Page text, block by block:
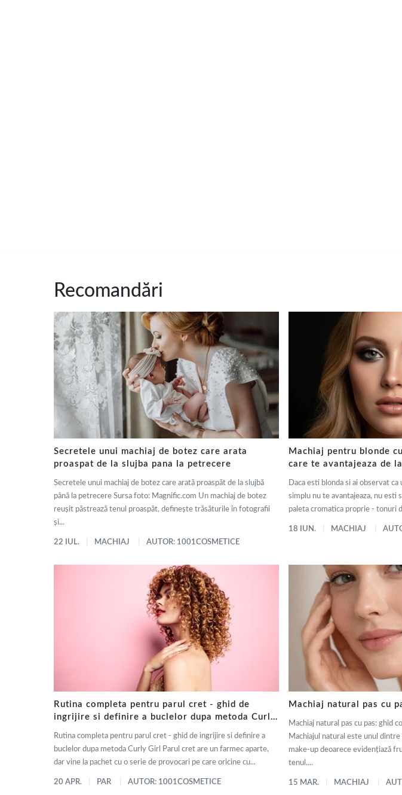
Recomandări
Secretele unui machiaj de botez care arata
proaspat de la slujba pana la petrecere
Secretele unui machiaj de botez care arată proaspăt de la slujbă
până la petrecere Sursa foto: Magnific.com Un machiaj de botez
reușit păstrează tenul proaspăt, definește trăsăturile în fotografii
și...
22 IUL. MACHIAJ AUTOR: 1001COSMETICE
Machiaj pentru blonde
care te avantajeaza de
Daca esti blonda si ai observat
simplu nu te avantajeaza, nu esti
paleta cromatica proprie - tonuri
18 IUN. MACHIAJ
Rutina completa pentru parul cret - ghid de
ingrijire si definire a buclelor dupa metoda Curly
Rutina completa pentru parul cret - ghid de ingrijire si definire a
buclelor dupa metoda Curly Girl Parul cret are un farmec aparte,
dar vine la pachet cu o serie de provocari pe care oricine cu...
20 APR. PAR AUTOR: 1001COSMETICE
Machiaj natural pas cu
Machiaj natural pas cu pas: ghid
Machiajul natural este unul
make-up deoarece evidențiază
tenul....
15 MAR. MACHIAJ